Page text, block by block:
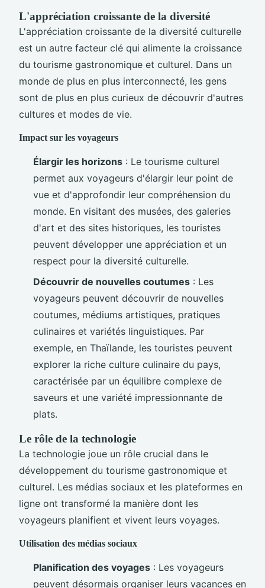
L'appréciation croissante de la diversité
L'appréciation croissante de la diversité culturelle
est un autre facteur clé qui alimente la croissance
du tourisme gastronomique et culturel. Dans un
monde de plus en plus interconnecté, les gens
sont de plus en plus curieux de découvrir d'autres
cultures et modes de vie.
Impact sur les voyageurs
Élargir les horizons : Le tourisme culturel
permet aux voyageurs d'élargir leur point de
vue et d'approfondir leur compréhension du
monde. En visitant des musées, des galeries
d'art et des sites historiques, les touristes
peuvent développer une appréciation et un
respect pour la diversité culturelle.
Découvrir de nouvelles coutumes : Les
voyageurs peuvent découvrir de nouvelles
coutumes, médiums artistiques, pratiques
culinaires et variétés linguistiques. Par
exemple, en Thaïlande, les touristes peuvent
explorer la riche culture culinaire du pays,
caractérisée par un équilibre complexe de
saveurs et une variété impressionnante de
plats.
Le rôle de la technologie
La technologie joue un rôle crucial dans le
développement du tourisme gastronomique et
culturel. Les médias sociaux et les plateformes en
ligne ont transformé la manière dont les
voyageurs planifient et vivent leurs voyages.
Utilisation des médias sociaux
Planification des voyages : Les voyageurs
peuvent désormais organiser leurs vacances en